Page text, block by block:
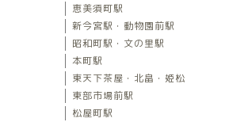
恵美須町駅
新今宮駅・動物園前駅
昭和町駅・文の里駅
本町駅
東天下茶屋・北畠・姫松
東部市場前駅
松屋町駅